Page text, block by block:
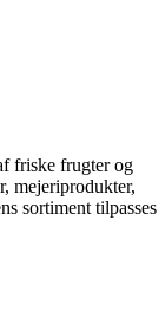
friske frugter og
mejeriprodukter,
sortiment tilpasses